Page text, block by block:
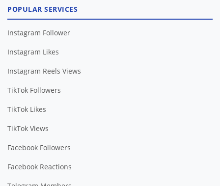
POPULAR SERVICES
Instagram Follower
Instagram Likes
Instagram Reels Views
TikTok Followers
TikTok Likes
TikTok Views
Facebook Followers
Facebook Reactions